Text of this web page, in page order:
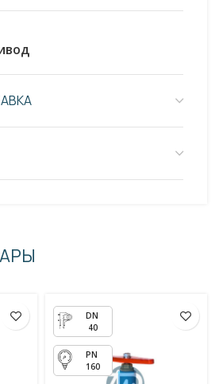
40
160